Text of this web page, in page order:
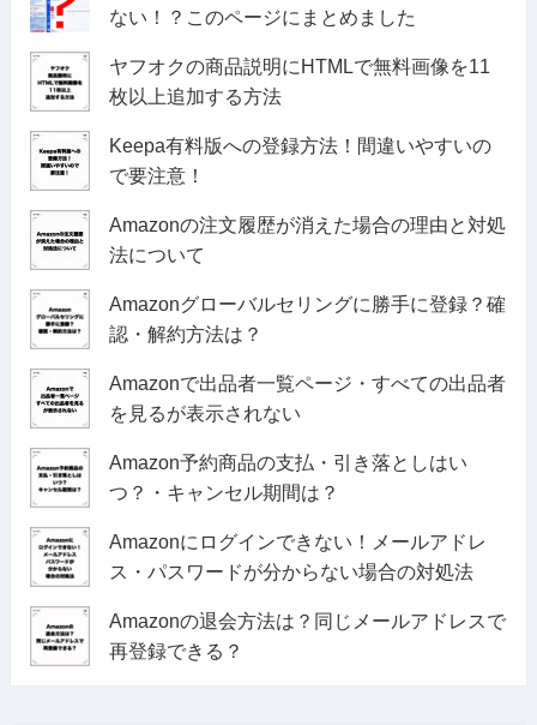
ない！？このページにまとめました
ヤフオクの商品説明にHTMLで無料画像を11
枚以上追加する方法
Keepa有料版への登録方法！間違いやすいの
で要注意！
Amazonの注文履歴が消えた場合の理由と対処
法について
Amazonグローバルセリングに勝手に登録？確
認・解約方法は？
Amazonで出品者一覧ページ・すべての出品者
を見るが表示されない
Amazon予約商品の支払・引き落としはい
つ？・キャンセル期間は？
Amazonにログインできない！メールアドレ
ス・パスワードが分からない場合の対処法
Amazonの退会方法は？同じメールアドレスで
再登録できる？